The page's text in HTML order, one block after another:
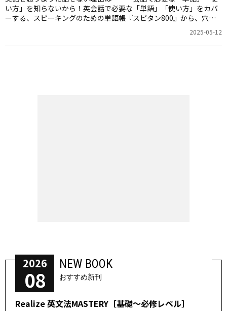
い方」を知らないから！英会話で必要な「単語」「使い方」をカバ
ーする、スピーキングのための単語帳『スピタン800』から、穴埋
2025-05-12
2026
08
NEW BOOK
おすすめ新刊
Realize 英文法MASTERY［基礎～必修レベル］